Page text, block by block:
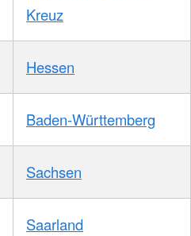
Kreuz
Hessen
Baden-Württemberg
Sachsen
Saarland